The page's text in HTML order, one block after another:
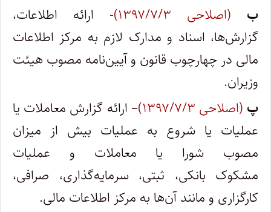
ب
(اصلاحی ۱۳۹۷/۷/۳)-
ارائه اطلاعات،
گزارش‌ها، اسناد و مدارک لازم به مرکز اطلاعات
مالی در چهارچوب قانون و آیین‌نامه مصوب هیئت
وزیران.
پ (اصلاحی ۱۳۹۷/۷/۳)
– ارائه گزارش معاملات یا
عملیات یا شروع به عملیات بیش از میزان
مصوب شورا یا معاملات و عملیات
مشکوک بانکی، ثبتی، سرمایه‌گذاری، صرافی،
کارگزاری و مانند آن‌ها به مرکز اطلاعات مالی.